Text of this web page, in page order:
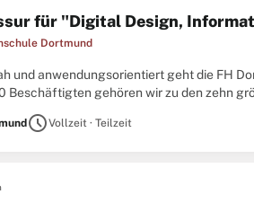
für "Digital Design,
Dortmund
und anwendungsorientiert geht die FH
Beschäftigten gehören wir zu den zehn
scheduleVollzeit · Teilzeit